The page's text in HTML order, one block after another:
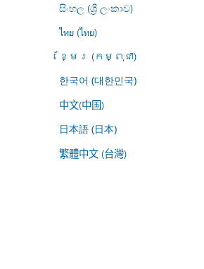
සිංහල (ශ්‍රී ලංකාව)
ไทย (ไทย)
ខ្មែរ (កម្ពុជា)
한국어 (대한민국)
中文(中国)
日本語 (日本)
繁體中文 (台灣)